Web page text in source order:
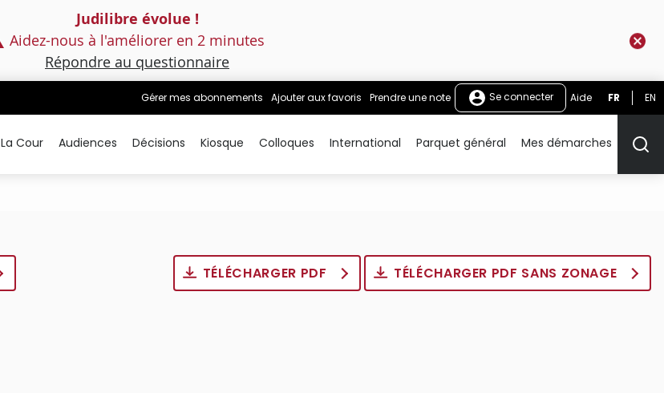
Judilibre évolue !
Aidez-nous à l'améliorer en 2 minutes
Répondre au questionnaire
Gérer mes abonnements Ajouter aux favoris Prendre une note Se connecter Aide FR EN
La Cour Audiences Décisions Kiosque Colloques International Parquet général Mes démarches
TÉLÉCHARGER PDF TÉLÉCHARGER PDF SANS ZONAGE